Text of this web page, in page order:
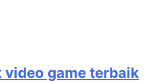
video game terbaik